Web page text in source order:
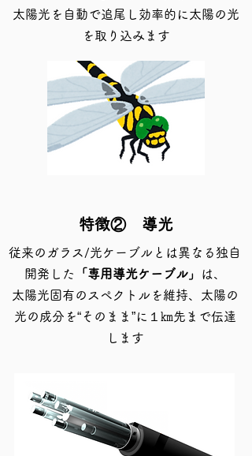
太陽光を自動で追尾し効率的に太陽の光
を取り込みます
特徴② 導光
従来のガラス/光ケーブルとは異なる独自
開発した 「専用導光ケーブル」
は、
太陽光固有のスペクトルを維持、太陽の
光の成分を“そのまま”に１㎞先まで伝達
します